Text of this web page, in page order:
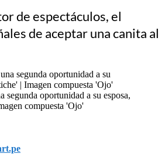
de espectáculos, el
de aceptar una canita al
segunda oportunidad a su esposa,
compuesta 'Ojo'